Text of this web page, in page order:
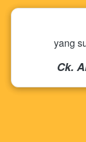
yang
Ck.